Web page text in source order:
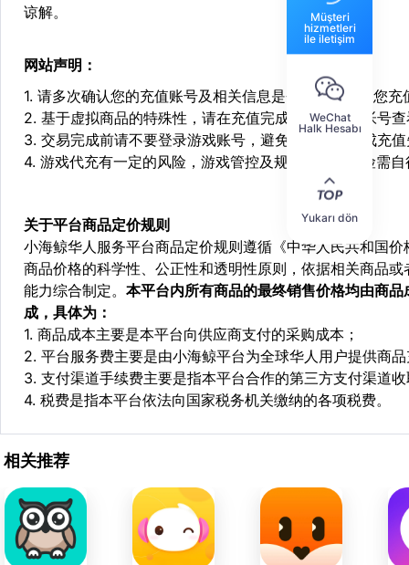
谅解。
网站声明：
1. 请多次确认您的充值账号及相关信息是否正确，如因您
2. 基于虚拟商品的特殊性，请在充值完成后登陆您的帐号
3. 交易完成前请不要登录游戏账号，避免由于顶号造成充
4. 游戏代充有一定的风险，游戏管控及规则处罚等风险需
关于平台商品定价规则
小海鲸华人服务平台商品定价规则遵循《中华人民共和国
商品价格的科学性、公正性和透明性原则，依据相关商品
能力综合制定。 本平台内所有商品的最终销售价格均由商
成，具体为：
1. 商品成本主要是本平台向供应商支付的采购成本；
2. 平台服务费主要是由小海鲸平台为全球华人用户提供商
3. 支付渠道手续费主要是指本平台合作的第三方支付渠道
4. 税费是指本平台依法向国家税务机关缴纳的各项税费。
相关推荐
Müşteri
hizmetleri
ile iletişim
WeChat
Halk Hesabı
Yukarı dön